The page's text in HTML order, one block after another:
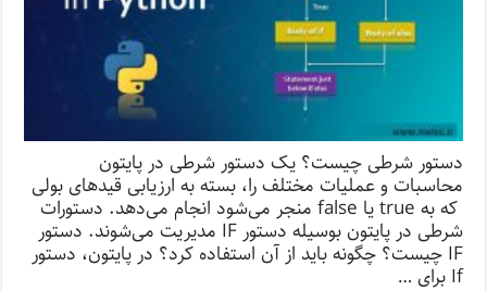
دستور شرطی چیست؟ یک دستور شرطی در پایتون
محاسبات و عملیات مختلف را، بسته به ارزیابی قیدهای بولی
که به true یا false منجر می‌شود انجام می‌دهد. دستورات
شرطی در پایتون بوسیله دستور IF مدیریت می‌شوند. دستور
IF چیست؟ چگونه باید از آن استفاده کرد؟ در پایتون، دستور
If برای …